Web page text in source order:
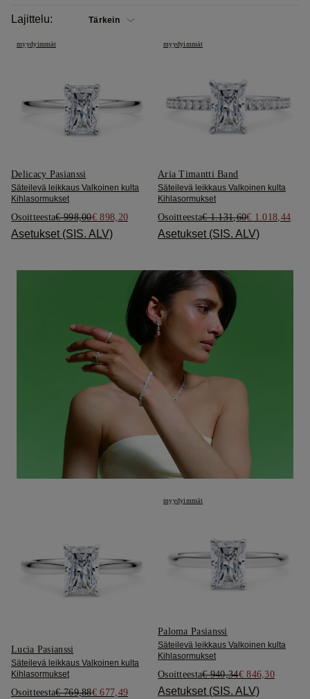
Lajittelu:
myydyimmät
Delicacy Pasianssi
Säteilevä leikkaus Valkoinen kulta
Kihlasormukset
Osoitteesta€ 998,00€ 898,20
Asetukset (SIS. ALV)
myydyimmät
Aria Timantti Band
Säteilevä leikkaus Valkoinen kulta
Kihlasormukset
Osoitteesta€ 1.131,60€ 1.018,44
Asetukset (SIS. ALV)
Lucia Pasianssi
Säteilevä leikkaus Valkoinen kulta
Kihlasormukset
Osoitteesta€ 769,88€ 677,49
myydyimmät
Paloma Pasianssi
Säteilevä leikkaus Valkoinen kulta
Kihlasormukset
Osoitteesta€ 940,34€ 846,30
Asetukset (SIS. ALV)